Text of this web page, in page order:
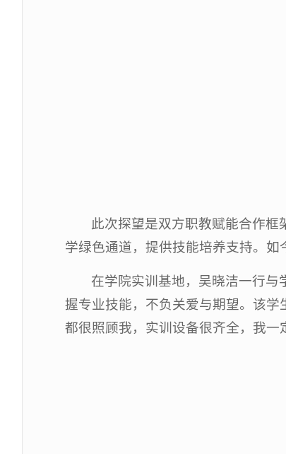
此次探望是双方职教赋能合作
学绿色通道，提供技能培养支持。如
在学院实训基地，吴晓洁一行
握专业技能，不负关爱与期望。该
都很照顾我，实训设备很齐全，我一